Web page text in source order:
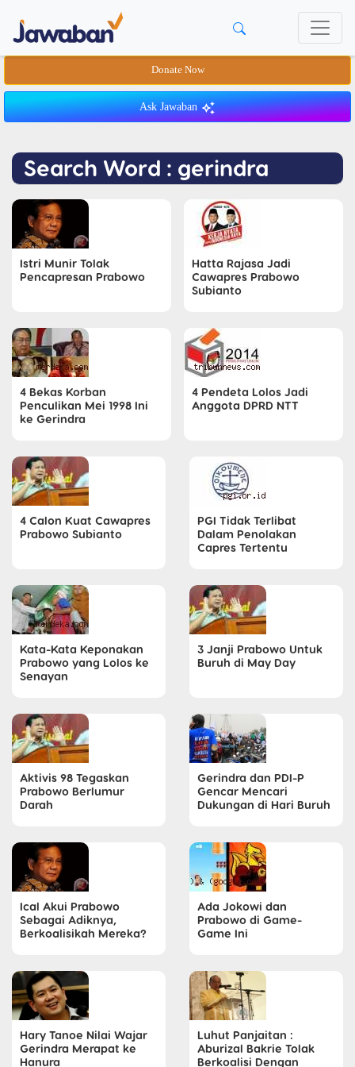
Donate Now
Ask Jawaban
Search Word : gerindra
Istri Munir Tolak
Pencapresan Prabowo
Hatta Rajasa Jadi
Cawapres Prabowo
Subianto
4 Bekas Korban
Penculikan Mei 1998 Ini
ke Gerindra
4 Pendeta Lolos Jadi
Anggota DPRD NTT
4 Calon Kuat Cawapres
Prabowo Subianto
PGI Tidak Terlibat
Dalam Penolakan
Capres Tertentu
Kata-Kata Keponakan
Prabowo yang Lolos ke
Senayan
3 Janji Prabowo Untuk
Buruh di May Day
Aktivis 98 Tegaskan
Prabowo Berlumur
Darah
Gerindra dan PDI-P
Gencar Mencari
Dukungan di Hari Buruh
Ical Akui Prabowo
Sebagai Adiknya,
Berkoalisikah Mereka?
Ada Jokowi dan
Prabowo di Game-
Game Ini
Hary Tanoe Nilai Wajar
Gerindra Merapat ke
Hanura
Luhut Panjaitan :
Aburizal Bakrie Tolak
Berkoalisi Dengan